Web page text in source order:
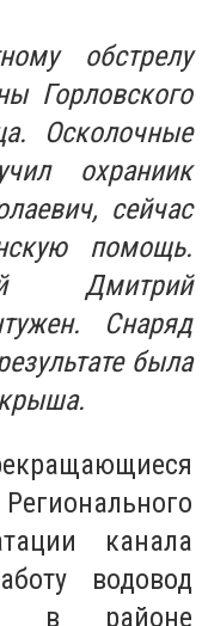
обстрелу
Горловского
Осколочные
охраниик
сейчас
помощь.
Дмитрий
Снаряд
была
канала
водовод
в районе